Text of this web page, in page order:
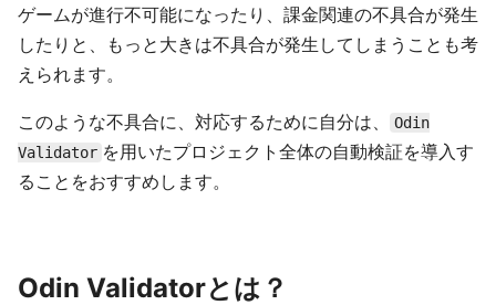
ゲームが進行不可能になったり、課金関連の不具合が発生
したりと、もっと大きは不具合が発生してしまうことも考
えられます。
このような不具合に、対応するために自分は、
Odin
Validator を用いたプロジェクト全体の自動検証を導入す
ることをおすすめします。
Odin Validatorとは？